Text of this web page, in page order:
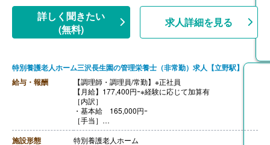
詳しく聞きたい
(無料)
求人詳細を見る
特別養護老人ホーム三沢長生園の管理栄養士（非常勤）求人【立野駅】
給与・報酬
【調理師・調理員/常勤】※正社員
【月給】177,400円ｰ※経験に応じて加算有
［内訳］
・基本給 165,000円ｰ
［手当］
・処遇改善手当 12,400円
・資格手当（調理師のみ） 3,000円
施設形態 特別養護老人ホーム